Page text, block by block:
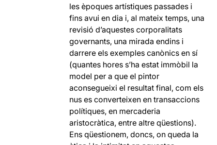
les èpoques artístiques passades i
fins avui en dia i, al mateix temps, una
revisió d’aquestes corporalitats
governants, una mirada endins i
darrere els exemples canònics en sí
(quantes hores s’ha estat immòbil la
model per a que el pintor
aconsegueixi el resultat final, com els
nus es converteixen en transaccions
polítiques, en mercaderia
aristocràtica, entre altre qüestions).
Ens qüestionem, doncs, on queda la